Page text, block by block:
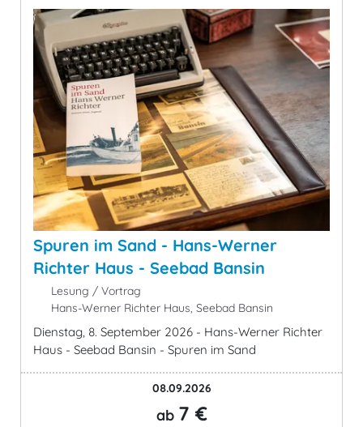
Spuren im Sand - Hans-Werner
Richter Haus - Seebad Bansin
Lesung / Vortrag
Hans-Werner Richter Haus, Seebad Bansin
Dienstag, 8. September 2026 - Hans-Werner Richter
Haus - Seebad Bansin - Spuren im Sand
08.09.2026
ab 7 €